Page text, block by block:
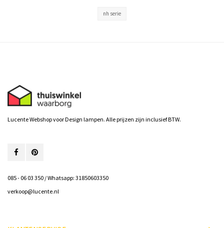
nh serie
Lucente Webshop voor Design lampen. Alle prijzen zijn inclusief BTW.
085 - 06 03 350 / Whatsapp: 31850603350
verkoop@lucente.nl